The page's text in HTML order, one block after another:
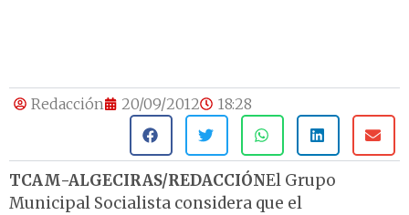
Redacción 20/09/2012 18:28
TCAM-ALGECIRAS/REDACCIÓNEl Grupo
Municipal Socialista considera que el